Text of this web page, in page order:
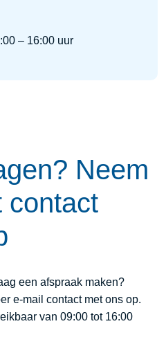
– 16:00 uur
Neem
contact
een afspraak maken?
e-mail contact met ons op.
van 09:00 tot 16:00